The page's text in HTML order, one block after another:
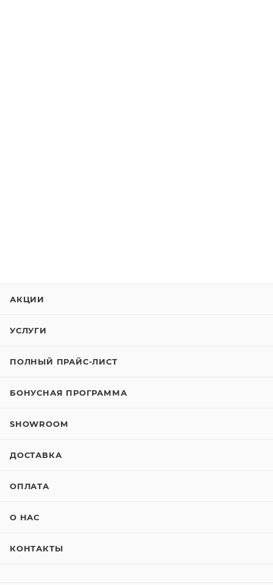
АКЦИИ
УСЛУГИ
ПОЛНЫЙ ПРАЙС-ЛИСТ
БОНУСНАЯ ПРОГРАММА
SHOWROOM
ДОСТАВКА
ОПЛАТА
О НАС
КОНТАКТЫ